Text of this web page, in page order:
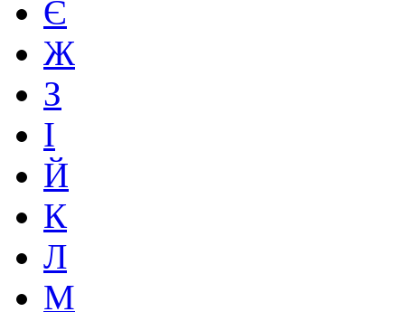
Є
Ж
З
І
Й
К
Л
М